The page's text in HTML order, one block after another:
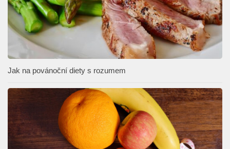
Jak na povánoční diety s rozumem